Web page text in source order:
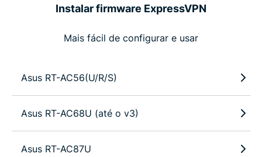
Instalar firmware ExpressVPN
Mais fácil de configurar e usar
Asus RT-AC56(U/R/S)
Asus RT-AC68U (até o v3)
Asus RT-AC87U